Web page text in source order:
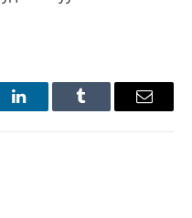
LinkedInTumblr Имэйл